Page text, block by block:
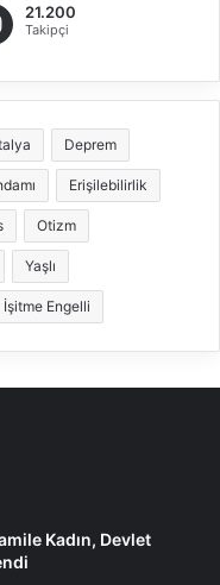
21.200
Takipçi
Deprem
Erişilebilirlik
Otizm
Yaşlı
İşitme Engelli
Kadın, Devlet